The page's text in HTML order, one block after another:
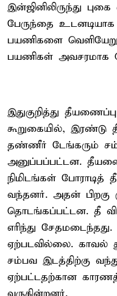
இன்ஜினிலிருந்து
பேருந்தை உடனடியாக
பயணிகளை
பயணிகள் அவசரமாக
இதுகுறித்து
கூறுகையில்,
தண்ணீர் டேங்கரும்
அனுப்பப்பட்டன.
நிமிடங்கள்
வந்தனர். அதன் பிறகு
தொடங்கப்பட்டன. தீ
எரிந்து
ஏற்படவில்லை. காவல்
சம்பவ இடத்திற்கு
ஏற்பட்டதற்கான